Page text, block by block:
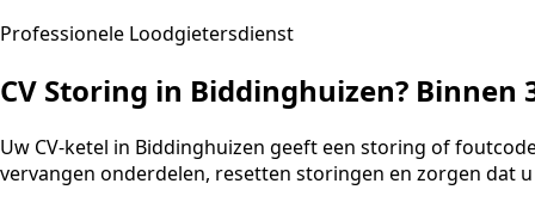
Professionele Loodgietersdienst
CV Storing in Biddinghuizen?
Uw CV-ketel in Biddinghuizen geeft een storing of
vervangen onderdelen, resetten storingen en zorgen dat